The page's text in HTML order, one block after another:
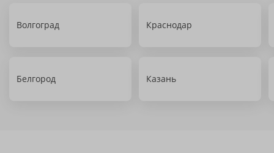
Волгоград Краснодар
Белгород Казань